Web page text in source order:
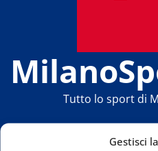
Gestisci
Tutto lo sport di